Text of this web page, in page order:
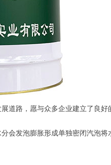
道路，愿与众多企业建立了良
发泡膨胀形成单独密闭汽泡将